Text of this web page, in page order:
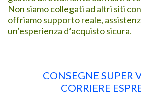
Non siamo collegati ad altri siti
offriamo supporto reale,
un’esperienza d’acquisto sicura.
CONSEGNE SUPER
CORRIERE